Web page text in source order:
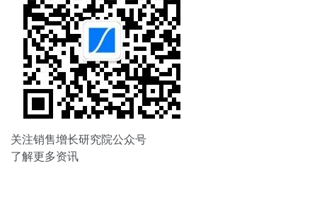
关注销售增长研究院公众号
了解更多资讯